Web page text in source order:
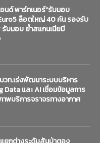
นด์ พาร์ทเนอร์”รับมอบ
ล็อตใหญ่ 40 คัน รองรับ
บมอบ ย้ำสแกนเนียมี
วท.เร่งพัฒนาระบบบริหาร
Data และ AI เชื่อมข้อมูลการ
พบริการจราจรทางอากาศ